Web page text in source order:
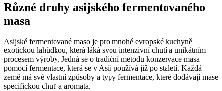
Různé druhy asijského fermentovaného
masa
Asijské fermentované maso je pro mnohé evropské kuchyně
exotickou lahůdkou, která láká svou intenzivní chutí a unikátním
procesem výroby. Jedná se o tradiční metodu konzervace masa
pomocí fermentace, která se v Asii používá již po staletí. Každá
země má své vlastní způsoby a typy fermentace, které dodávají mase
specifickou chuť a aromata.